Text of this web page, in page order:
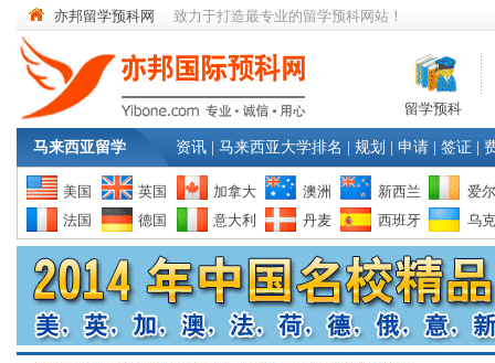
亦邦留学预科网 致力于打造最专业的留学预科网站！
留学预科
马来西亚留学 资讯 马来西亚大学排名 规划 申请 签证
美国 英国 加拿大 澳洲 新西兰
爱
法国
德国 意大利 丹麦 西班牙 乌